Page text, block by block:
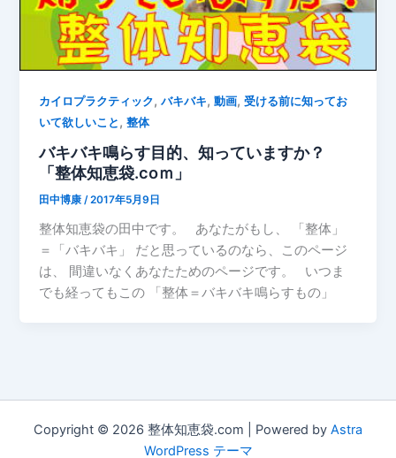
カイロプラクティック,バキバキ,動画,受ける前に知ってお
いて欲しいこと ,整体
バキバキ鳴らす目的、知っていますか？
「整体知恵袋.coｍ」
田中博康/2017年5月9日
整体知恵袋の田中です。 あなたがもし、 「整体」
＝「バキバキ」 だと思っているのなら、このページ
は、 間違いなくあなたためのページです。 いつま
でも経ってもこの 「整体＝バキバキ鳴らすもの」
Copyright © 2026 整体知恵袋.com | Powered by Astra
WordPress テーマ